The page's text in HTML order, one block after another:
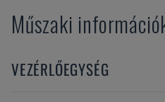
Műszaki
VEZÉRLŐEGYSÉG